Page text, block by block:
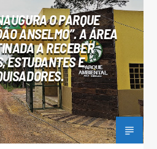
O PARQUE
ANSELMO”. A ÁREA
A RECEBER
ESTUDANTES E